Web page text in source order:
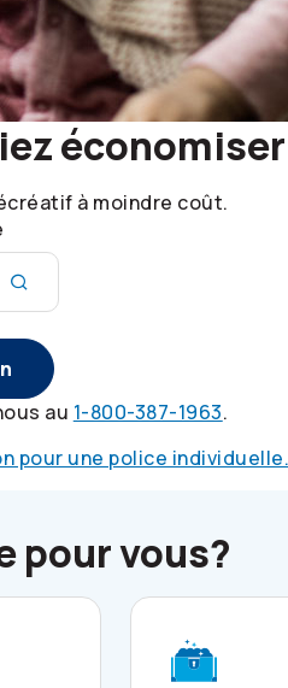
économiser
à moindre coût.
au 1-800-387-1963.
pour une police individuelle.
pour vous?